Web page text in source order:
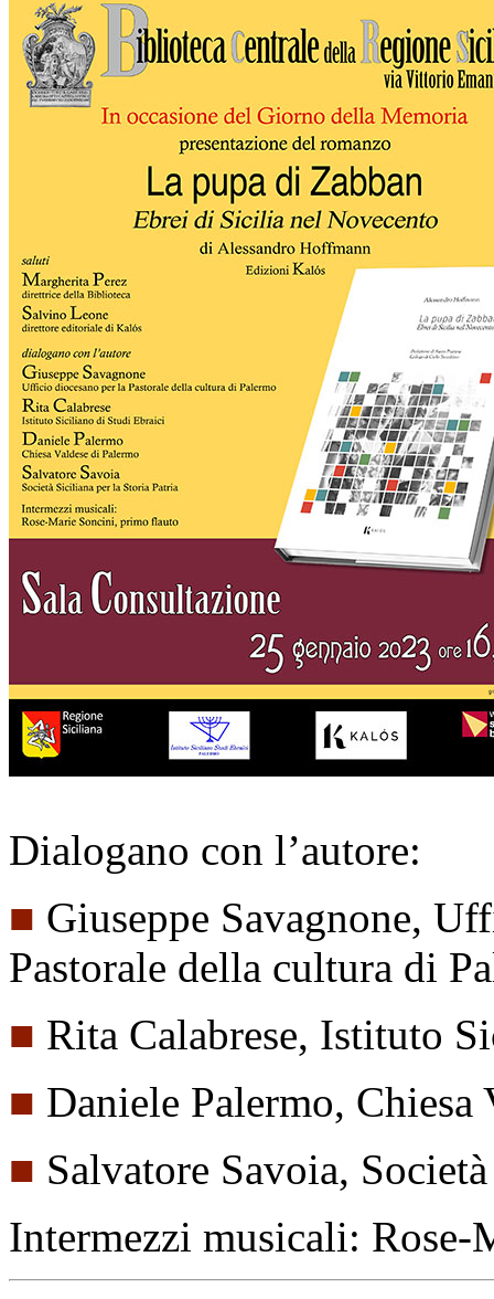
Dialogano con l’autore:
■ Giuseppe Savagnone,
Pastorale della cultura di
■ Rita Calabrese, Istituto
■ Daniele Palermo, Chiesa
■ Salvatore Savoia,
Intermezzi musicali: